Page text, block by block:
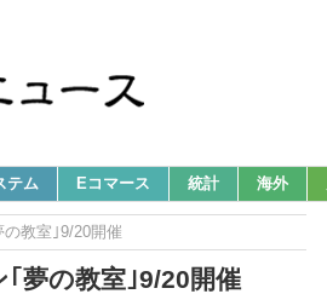
テム Eコマース 統計 海外
の教室｣9/20開催
夢の教室｣9/20開催